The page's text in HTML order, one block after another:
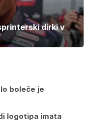
dirki v
boleče je
logotipa imata